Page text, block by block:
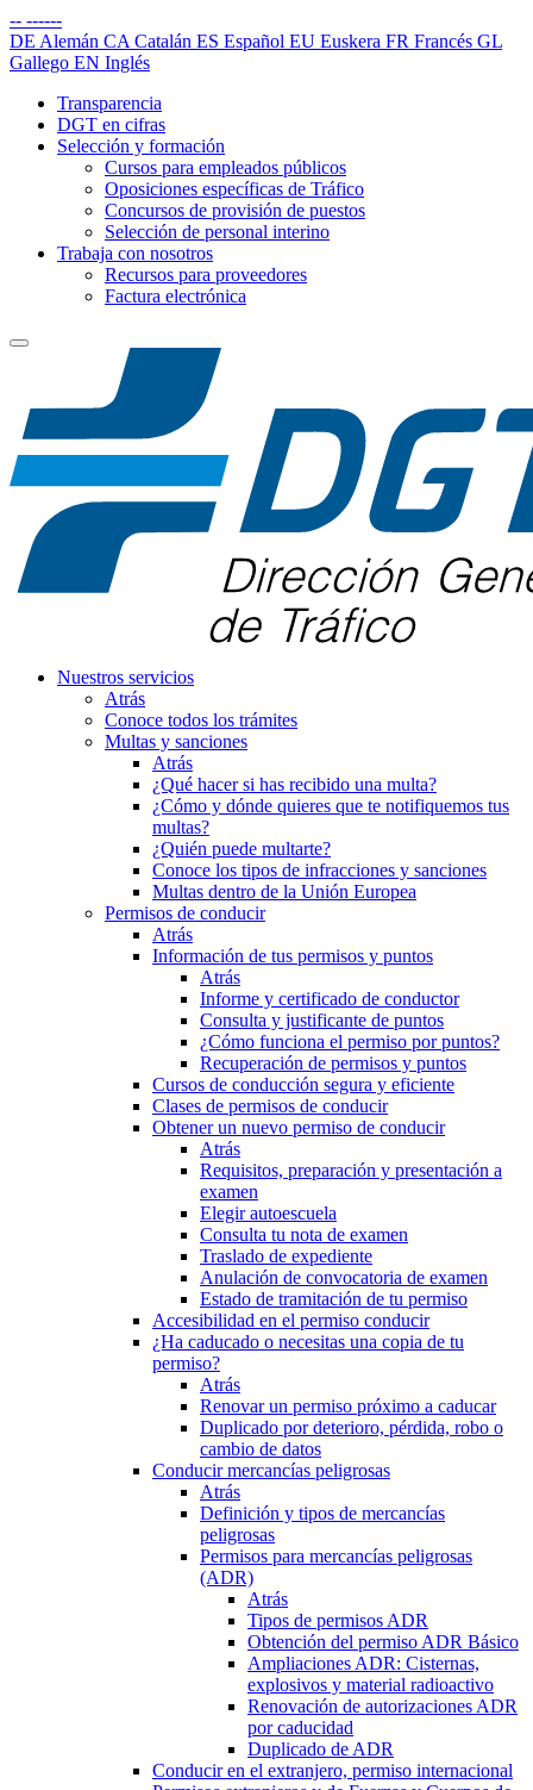
-- ------
DE Alemán CA Catalán ES Español EU Euskera FR Francés GL
Gallego EN Inglés
Transparencia
DGT en cifras
Selección y formación
Cursos para empleados públicos
Oposiciones específicas de Tráfico
Concursos de provisión de puestos
Selección de personal interino
Trabaja con nosotros
Recursos para proveedores
Factura electrónica
Nuestros servicios
Atrás
Conoce todos los trámites
Multas y sanciones
Atrás
¿Qué hacer si has recibido una multa?
¿Cómo y dónde quieres que te notifiquemos tus
multas?
¿Quién puede multarte?
Conoce los tipos de infracciones y sanciones
Multas dentro de la Unión Europea
Permisos de conducir
Atrás
Información de tus permisos y puntos
Atrás
Informe y certificado de conductor
Consulta y justificante de puntos
¿Cómo funciona el permiso por puntos?
Recuperación de permisos y puntos
Cursos de conducción segura y eficiente
Clases de permisos de conducir
Obtener un nuevo permiso de conducir
Atrás
Requisitos, preparación y presentación a
examen
Elegir autoescuela
Consulta tu nota de examen
Traslado de expediente
Anulación de convocatoria de examen
Estado de tramitación de tu permiso
Accesibilidad en el permiso conducir
¿Ha caducado o necesitas una copia de tu
permiso?
Atrás
Renovar un permiso próximo a caducar
Duplicado por deterioro, pérdida, robo o
cambio de datos
Conducir mercancías peligrosas
Atrás
Definición y tipos de mercancías
peligrosas
Permisos para mercancías peligrosas
(ADR)
Atrás
Tipos de permisos ADR
Obtención del permiso ADR Básico
Ampliaciones ADR: Cisternas,
explosivos y material radioactivo
Renovación de autorizaciones ADR
por caducidad
Duplicado de ADR
Conducir en el extranjero, permiso internacional